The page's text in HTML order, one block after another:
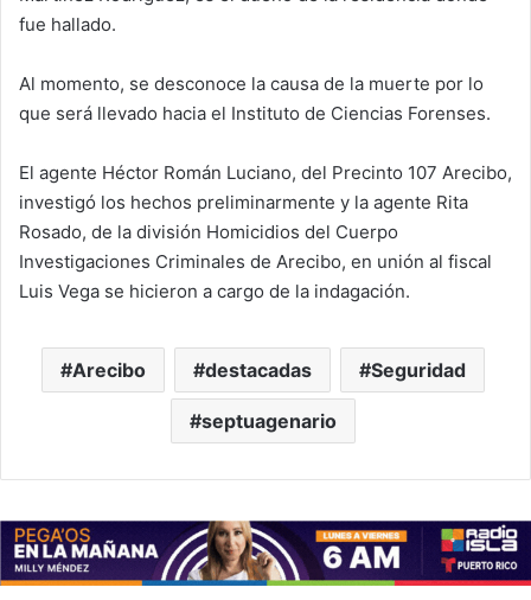
fue hallado.
Al momento, se desconoce la causa de la muerte por lo
que será llevado hacia el Instituto de Ciencias Forenses.
El agente Héctor Román Luciano, del Precinto 107 Arecibo,
investigó los hechos preliminarmente y la agente Rita
Rosado, de la división Homicidios del Cuerpo
Investigaciones Criminales de Arecibo, en unión al fiscal
Luis Vega se hicieron a cargo de la indagación.
Arecibo destacadas Seguridad
septuagenario